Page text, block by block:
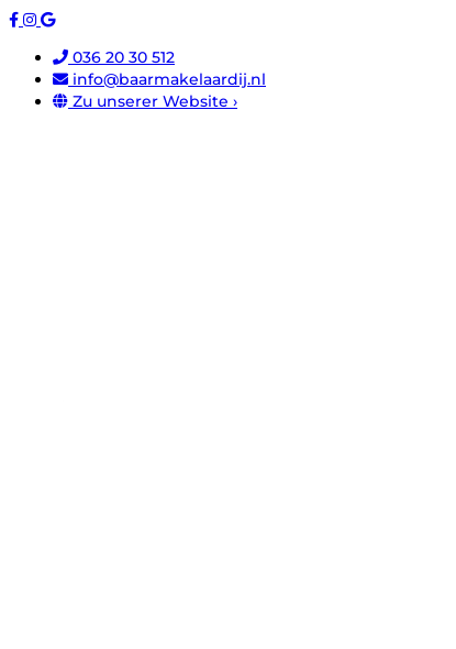
036 20 30 512
info@baarmakelaardij.nl
Zu unserer Website ›